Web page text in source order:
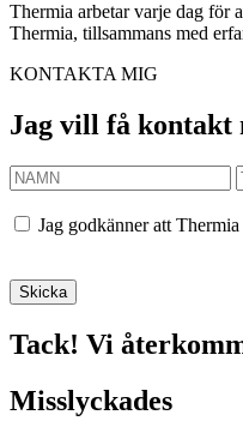
Thermia arbetar varje dag för
Thermia, tillsammans med
KONTAKTA MIG
Jag vill få kontakt
Jag godkänner att
Tack! Vi
Misslyckades